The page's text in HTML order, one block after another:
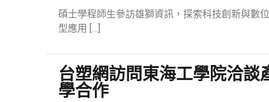
碩士學程師生參訪雄獅資訊，探索科技創新與數
型應用 […]
台塑網訪問東海工學院洽談
學合作